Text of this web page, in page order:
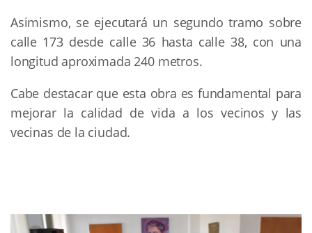
Asimismo, se ejecutará un segundo tramo sobre
calle 173 desde calle 36 hasta calle 38, con una
longitud aproximada 240 metros.
Cabe destacar que esta obra es fundamental para
mejorar la calidad de vida a los vecinos y las
vecinas de la ciudad.